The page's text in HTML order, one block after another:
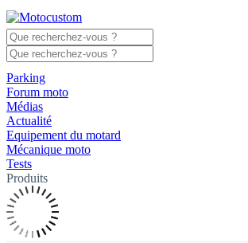
Parking
Forum moto
Médias
Actualité
Equipement du motard
Mécanique moto
Tests
Produits